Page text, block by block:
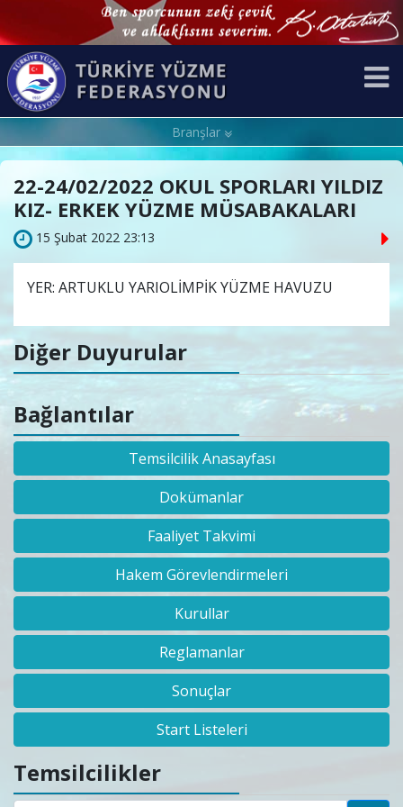
Branşlar
22-24/02/2022 OKUL SPORLARI YILDIZ
KIZ- ERKEK YÜZME MÜSABAKALARI
15 Şubat 2022 23:13
YER: ARTUKLU YARIOLİMPİK YÜZME HAVUZU
Diğer Duyurular
Bağlantılar
Temsilcilik Anasayfası
Dokümanlar
Faaliyet Takvimi
Hakem Görevlendirmeleri
Kurullar
Reglamanlar
Sonuçlar
Start Listeleri
Temsilcilikler